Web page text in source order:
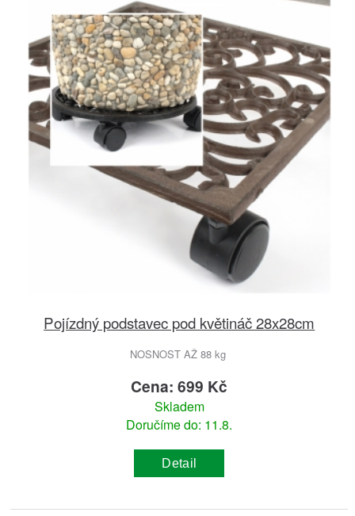
Pojízdný podstavec pod květináč 28x28cm
NOSNOST AŽ 88 kg
Cena: 699 Kč
Skladem
Doručíme do: 11.8.
Detail